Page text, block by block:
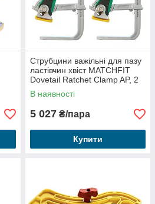
Струбцини важільні для пазу
ластівчин хвіст MATCHFIT
Dovetail Ratchet Clamp AP, 2
шт.
В наявності
5 027 ₴/пара
Купити